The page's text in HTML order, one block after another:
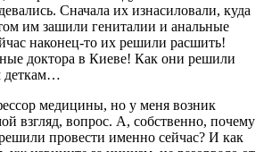
Сначала их изнасиловали, куда
им зашили гениталии и анальные
наконец-то их решили расшить!
доктора в Киеве! Как они решили
деткам…
медицины, но у меня возник
взгляд, вопрос. А, собственно, почему
провести именно сейчас? И как